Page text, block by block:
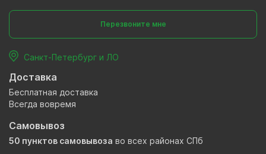
Перезвоните мне
Санкт-Петербург и ЛО
Доставка
Бесплатная доставка
Всегда вовремя
Самовывоз
50 пунктов самовывоза во всех районах СПб